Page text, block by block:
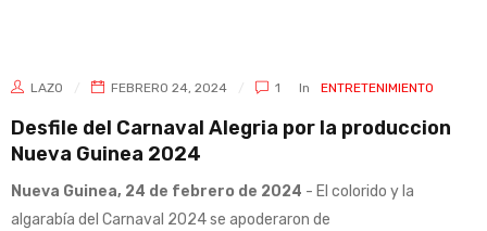
LAZO FEBRERO 24, 2024 1 In ENTRETENIMIENTO
Desfile del Carnaval Alegria por la produccion
Nueva Guinea 2024
Nueva Guinea, 24 de febrero de 2024 - El colorido y la
algarabía del Carnaval 2024 se apoderaron de